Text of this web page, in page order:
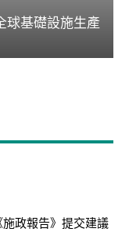
球基礎設施生產
政報告》提交建議